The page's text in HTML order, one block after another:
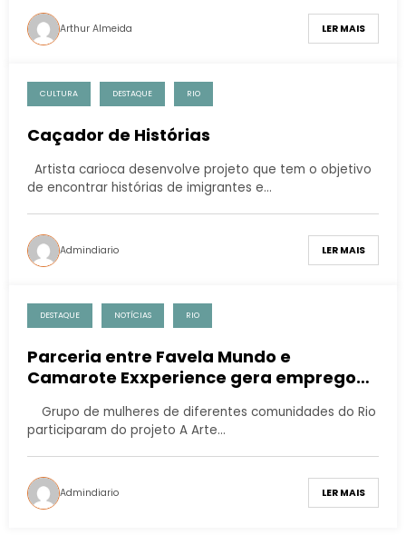
Arthur Almeida LER MAIS
CULTURA DESTAQUE RIO
Caçador de Histórias
Artista carioca desenvolve projeto que tem o objetivo
de encontrar histórias de imigrantes e…
Admindiario LER MAIS
DESTAQUE NOTÍCIAS RIO
Parceria entre Favela Mundo e
Camarote Exxperience gera emprego
cariocas
Grupo de mulheres de diferentes comunidades do Rio
participaram do projeto A Arte…
Admindiario LER MAIS